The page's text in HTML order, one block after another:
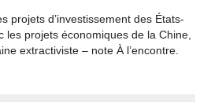
projets d’investissement des États-
les projets économiques de la Chine,
extractiviste – note À l’encontre.